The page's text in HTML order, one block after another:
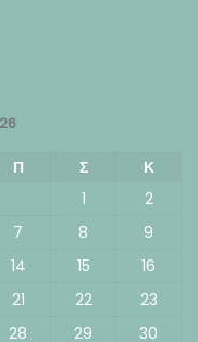
Π Σ
Κ
1
2
7 8
9
14 15
16
21 22
23
28 29
30